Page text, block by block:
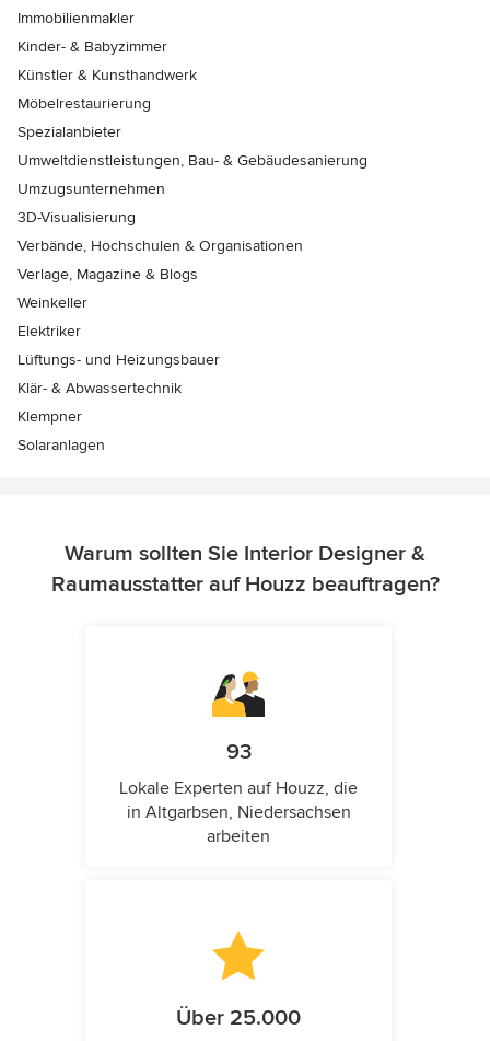
Immobilienmakler
Kinder- & Babyzimmer
Künstler & Kunsthandwerk
Möbelrestaurierung
Spezialanbieter
Umweltdienstleistungen, Bau- & Gebäudesanierung
Umzugsunternehmen
3D-Visualisierung
Verbände, Hochschulen & Organisationen
Verlage, Magazine & Blogs
Weinkeller
Elektriker
Lüftungs- und Heizungsbauer
Klär- & Abwassertechnik
Klempner
Solaranlagen
Warum sollten Sie Interior Designer &
Raumausstatter auf Houzz beauftragen?
93
Lokale Experten auf Houzz, die
in Altgarbsen, Niedersachsen
arbeiten
Über 25.000